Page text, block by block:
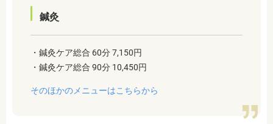
鍼灸
・鍼灸ケア総合 60分 7,150円
・鍼灸ケア総合 90分 10,450円
そのほかのメニューはこちらから